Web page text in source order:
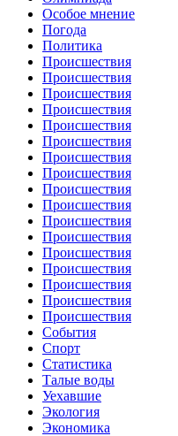
Особое мнение
Погода
Политика
Происшествия
Происшествия
Происшествия
Происшествия
Происшествия
Происшествия
Происшествия
Происшествия
Происшествия
Происшествия
Происшествия
Происшествия
Происшествия
Происшествия
Происшествия
Происшествия
Происшествия
События
Спорт
Статистика
Талые воды
Уехавшие
Экология
Экономика